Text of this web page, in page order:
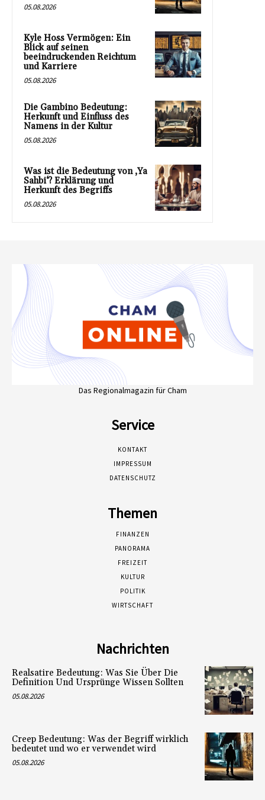
05.08.2026
Kyle Hoss Vermögen: Ein
Blick auf seinen
beeindruckenden Reichtum
und Karriere
05.08.2026
Die Gambino Bedeutung:
Herkunft und Einfluss des
Namens in der Kultur
05.08.2026
Was ist die Bedeutung von ‚Ya
Sahbi‘? Erklärung und
Herkunft des Begriffs
05.08.2026
Das Regionalmagazin für Cham
Service
KONTAKT
IMPRESSUM
DATENSCHUTZ
Themen
FINANZEN
PANORAMA
FREIZEIT
KULTUR
POLITIK
WIRTSCHAFT
Nachrichten
Realsatire Bedeutung: Was Sie Über Die
Definition Und Ursprünge Wissen Sollten
05.08.2026
Creep Bedeutung: Was der Begriff wirklich
bedeutet und wo er verwendet wird
05.08.2026